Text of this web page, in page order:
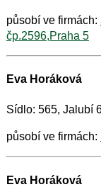
působí ve firmách:
čp.2596,Praha 5
Eva Horáková
Sídlo: 565, Jalubí
působí ve firmách:
Eva Horáková